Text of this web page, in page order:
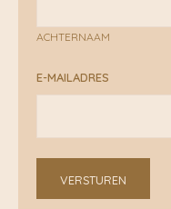
ACHTERNAAM
E-MAILADRES
VERSTUREN